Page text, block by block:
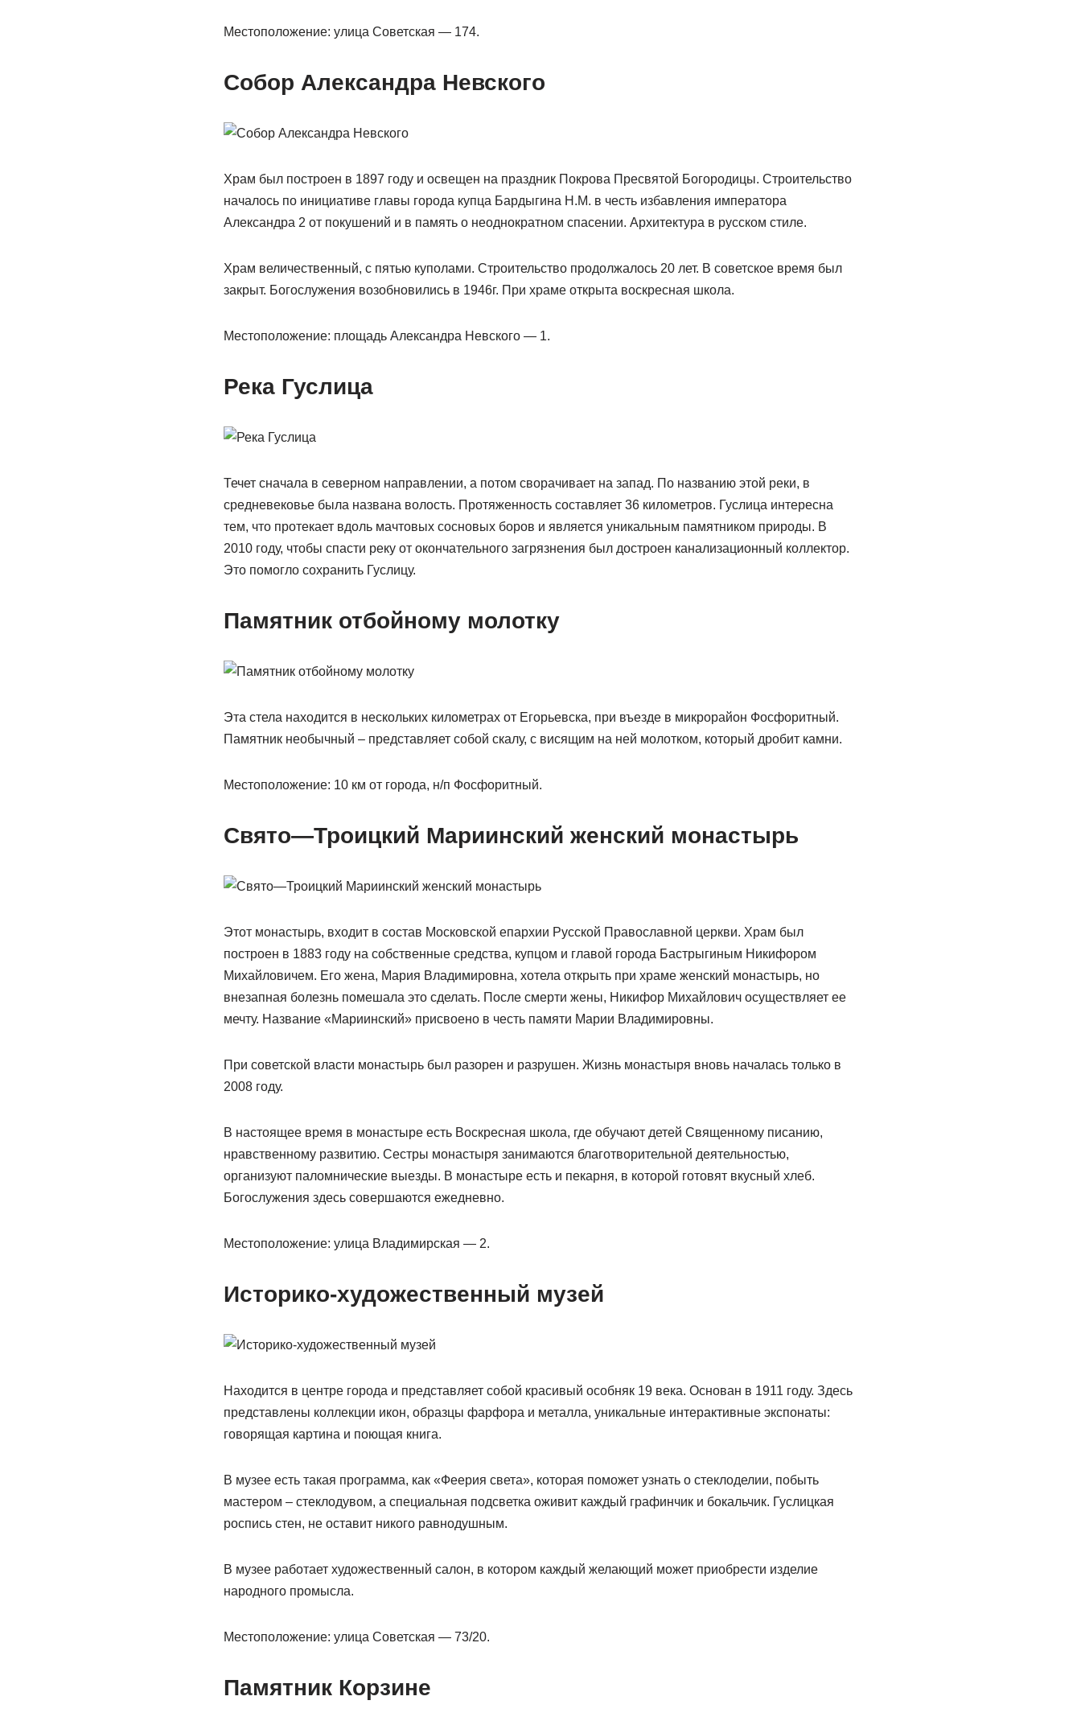
Местоположение: улица Советская — 174.
Собор Александра Невского
Храм был построен в 1897 году и освещен на праздник Покрова Пресвятой Богородицы. Строительство
началось по инициативе главы города купца Бардыгина Н.М. в честь избавления императора
Александра 2 от покушений и в память о неоднократном спасении. Архитектура в русском стиле.
Храм величественный, с пятью куполами. Строительство продолжалось 20 лет. В советское время был
закрыт. Богослужения возобновились в 1946г. При храме открыта воскресная школа.
Местоположение: площадь Александра Невского — 1.
Река Гуслица
Течет сначала в северном направлении, а потом сворачивает на запад. По названию этой реки, в
средневековье была названа волость. Протяженность составляет 36 километров. Гуслица интересна
тем, что протекает вдоль мачтовых сосновых боров и является уникальным памятником природы. В
2010 году, чтобы спасти реку от окончательного загрязнения был достроен канализационный коллектор.
Это помогло сохранить Гуслицу.
Памятник отбойному молотку
Эта стела находится в нескольких километрах от Егорьевска, при въезде в микрорайон Фосфоритный.
Памятник необычный – представляет собой скалу, с висящим на ней молотком, который дробит камни.
Местоположение: 10 км от города, н/п Фосфоритный.
Свято—Троицкий Мариинский женский монастырь
Этот монастырь, входит в состав Московской епархии Русской Православной церкви. Храм был
построен в 1883 году на собственные средства, купцом и главой города Бастрыгиным Никифором
Михайловичем. Его жена, Мария Владимировна, хотела открыть при храме женский монастырь, но
внезапная болезнь помешала это сделать. После смерти жены, Никифор Михайлович осуществляет ее
мечту. Название «Мариинский» присвоено в честь памяти Марии Владимировны.
При советской власти монастырь был разорен и разрушен. Жизнь монастыря вновь началась только в
2008 году.
В настоящее время в монастыре есть Воскресная школа, где обучают детей Священному писанию,
нравственному развитию. Сестры монастыря занимаются благотворительной деятельностью,
организуют паломнические выезды. В монастыре есть и пекарня, в которой готовят вкусный хлеб.
Богослужения здесь совершаются ежедневно.
Местоположение: улица Владимирская — 2.
Историко-художественный музей
Находится в центре города и представляет собой красивый особняк 19 века. Основан в 1911 году. Здесь
представлены коллекции икон, образцы фарфора и металла, уникальные интерактивные экспонаты:
говорящая картина и поющая книга.
В музее есть такая программа, как «Феерия света», которая поможет узнать о стеклоделии, побыть
мастером – стеклодувом, а специальная подсветка оживит каждый графинчик и бокальчик. Гуслицкая
роспись стен, не оставит никого равнодушным.
В музее работает художественный салон, в котором каждый желающий может приобрести изделие
народного промысла.
Местоположение: улица Советская — 73/20.
Памятник Корзине